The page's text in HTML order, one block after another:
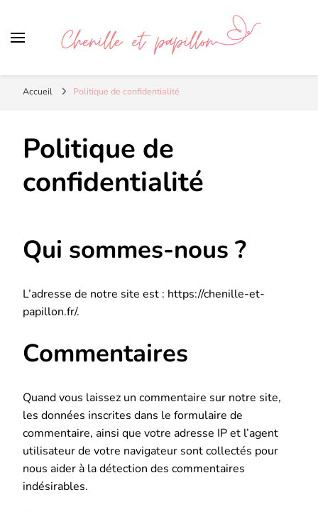
Chenille et papillon
Accueil Politique de confidentialité
Politique de
confidentialité
Qui sommes-nous ?
L’adresse de notre site est : https://chenille-et-
papillon.fr/.
Commentaires
Quand vous laissez un commentaire sur notre site,
les données inscrites dans le formulaire de
commentaire, ainsi que votre adresse IP et l’agent
utilisateur de votre navigateur sont collectés pour
nous aider à la détection des commentaires
indésirables.